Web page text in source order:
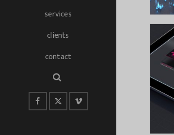
services
clients
contact